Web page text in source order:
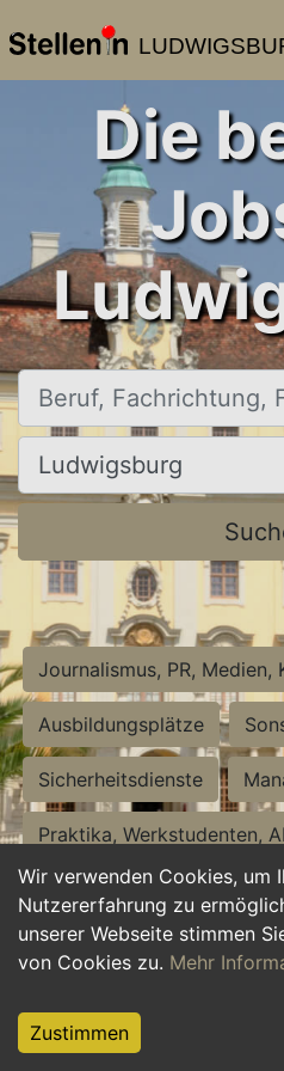
Wir verwenden Cookies, um
Nutzererfahrung zu
unserer Webseite stimmen
von Cookies zu. Mehr
Zustimmen
Die
Beruf, Fachrichtung, Firma
Ort, Stadt
Journalismus, PR, Medien,
Ausbildungsplätze
Sicherheitsdienste
Praktika, Werkstudenten,
Personalwesen
Hilfskräfte, Aushilfs- und
Weiterbildung, Studium,